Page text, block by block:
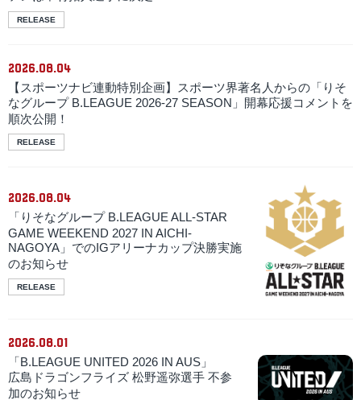
RELEASE
2026.08.04
【スポーツナビ連動特別企画】スポーツ界著名人からの「りそ
なグループ B.LEAGUE 2026-27 SEASON」開幕応援コメントを
順次公開！
RELEASE
2026.08.04
「りそなグループ B.LEAGUE ALL-STAR
GAME WEEKEND 2027 IN AICHI-
NAGOYA」でのIGアリーナカップ決勝実施
のお知らせ
RELEASE
2026.08.01
「B.LEAGUE UNITED 2026 IN AUS」
広島ドラゴンフライズ 松野遥弥選手 不参
加のお知らせ